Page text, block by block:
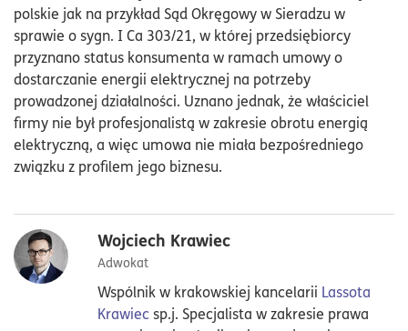
polskie jak na przykład Sąd Okręgowy w Sieradzu w
sprawie o sygn. I Ca 303/21, w której przedsiębiorcy
przyznano status konsumenta w ramach umowy o
dostarczanie energii elektrycznej na potrzeby
prowadzonej działalności. Uznano jednak, że właściciel
firmy nie był profesjonalistą w zakresie obrotu energią
elektryczną, a więc umowa nie miała bezpośredniego
związku z profilem jego biznesu.
Wojciech Krawiec
Adwokat
Wspólnik w krakowskiej kancelarii Lassota
Krawiec sp.j. Specjalista w zakresie prawa